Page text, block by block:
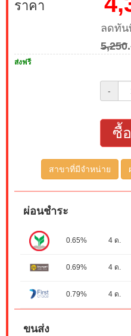
ราคา
ลดทัน
5,250
ส่งฟรี
-
ซื้
สาขาที่มีจำหน่าย
ผ่อนชำระ
0.65% 4 ด.
0.69% 4 ด.
0.79% 4 ด.
ขนส่ง